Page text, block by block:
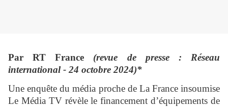
Par RT France (revue de presse : Réseau
international - 24 octobre 2024)*
Une enquête du média proche de La France insoumise
Le Média TV révèle le financement d’équipements de